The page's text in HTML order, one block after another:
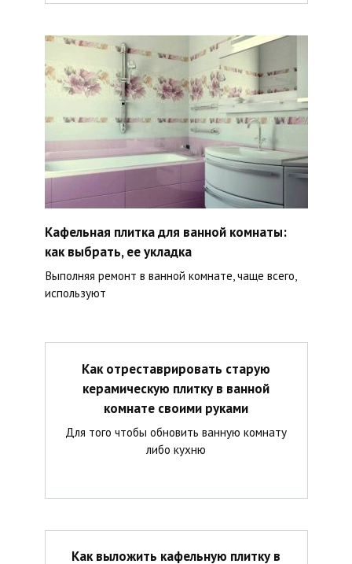
Кафельная плитка для ванной комнаты:
как выбрать, ее укладка
Выполняя ремонт в ванной комнате, чаще всего,
используют
Как отреставрировать старую
керамическую плитку в ванной
комнате своими руками
Для того чтобы обновить ванную комнату
либо кухню
Как выложить кафельную плитку в